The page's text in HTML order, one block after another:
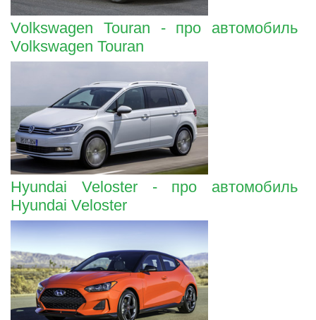
Volkswagen Touran - про автомобиль
Volkswagen Touran
Hyundai Veloster - про автомобиль
Hyundai Veloster